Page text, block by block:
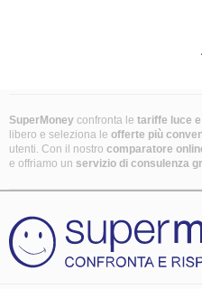
SuperMoney confronta le tariffe luce
libero e seleziona le offerte più
utenti. Con il nostro comparatore
e offriamo un servizio di consulenza